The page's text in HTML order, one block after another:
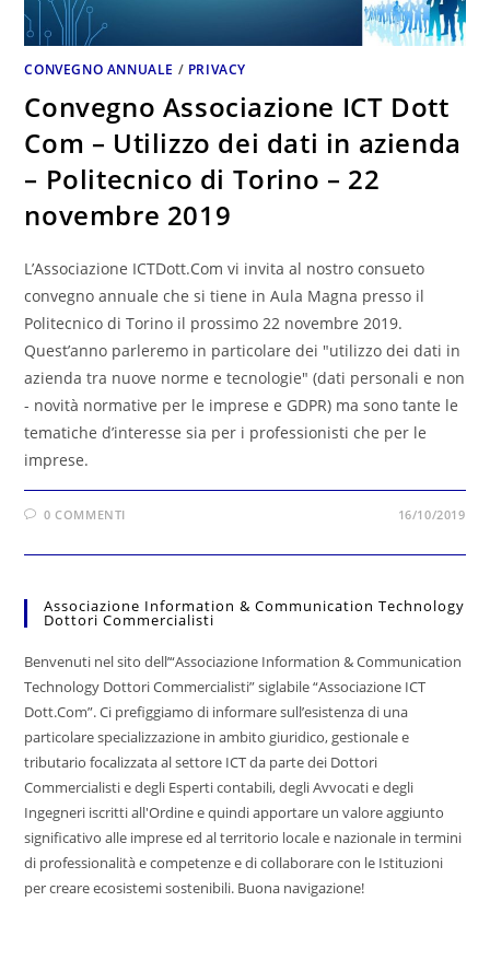
CONVEGNO ANNUALE / PRIVACY
Convegno Associazione ICT Dott
Com – Utilizzo dei dati in azienda
– Politecnico di Torino – 22
novembre 2019
L’Associazione ICTDott.Com vi invita al nostro consueto
convegno annuale che si tiene in Aula Magna presso il
Politecnico di Torino il prossimo 22 novembre 2019.
Quest’anno parleremo in particolare dei "utilizzo dei dati in
azienda tra nuove norme e tecnologie" (dati personali e non
- novità normative per le imprese e GDPR) ma sono tante le
tematiche d’interesse sia per i professionisti che per le
imprese.
0 COMMENTI 16/10/2019
Associazione Information & Communication Technology
Dottori Commercialisti
Benvenuti nel sito dell’“Associazione Information & Communication
Technology Dottori Commercialisti” siglabile “Associazione ICT
Dott.Com”. Ci prefiggiamo di informare sull’esistenza di una
particolare specializzazione in ambito giuridico, gestionale e
tributario focalizzata al settore ICT da parte dei Dottori
Commercialisti e degli Esperti contabili, degli Avvocati e degli
Ingegneri iscritti all'Ordine e quindi apportare un valore aggiunto
significativo alle imprese ed al territorio locale e nazionale in termini
di professionalità e competenze e di collaborare con le Istituzioni
per creare ecosistemi sostenibili. Buona navigazione!